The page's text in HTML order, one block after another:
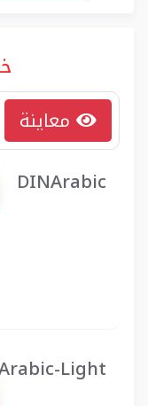
DINArabic
Light